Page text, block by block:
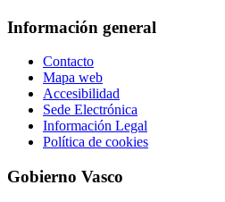
Información general
Contacto
Mapa web
Accesibilidad
Sede Electrónica
Información Legal
Política de cookies
Gobierno Vasco